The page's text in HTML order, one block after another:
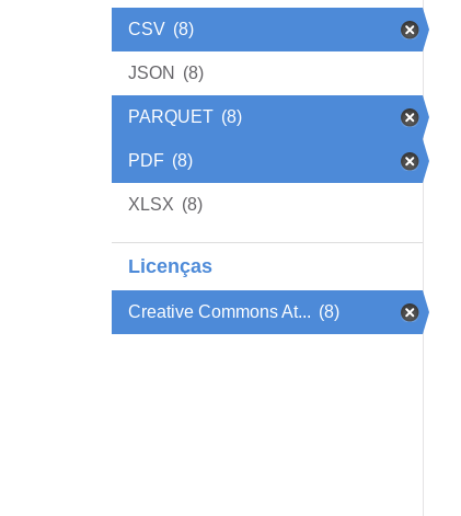
CSV (8)
JSON (8)
PARQUET (8)
PDF (8)
XLSX (8)
Licenças
Creative Commons At... (8)